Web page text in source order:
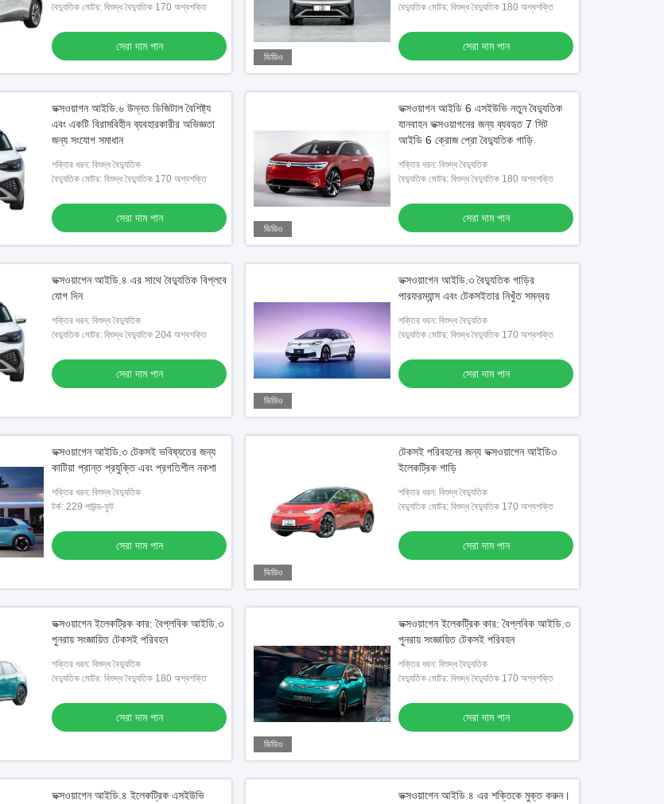
বৈদ্যুতিক মোটর: বিশুদ্ধ বৈদ্যুতিক 170 অশ্বশক্তি
সেরা দাম পান
ভিডিও
বৈদ্যুতিক মোটর: বিশুদ্ধ বৈদ্যুতিক 180 অশ্বশক্তি
সেরা দাম পান
ভক্সওয়াগন আইডি.৬ উন্নত ডিজিটাল বৈশিষ্ট্য
এবং একটি বিরামবিহীন ব্যবহারকারীর অভিজ্ঞতা
জন্য সংযোগ সমাধান
শক্তির ধরন: বিশুদ্ধ বৈদ্যুতিক
বৈদ্যুতিক মোটর: বিশুদ্ধ বৈদ্যুতিক 170 অশ্বশক্তি
সেরা দাম পান
ভিডিও
ভক্সওয়াগন আইডি 6 এসইউভি নতুন বৈদ্যুতিক
যানবাহন ভক্সওয়াগনের জন্য ব্যবহৃত 7 সিট
আইডি 6 ক্রোজ প্রো বৈদ্যুতিক গাড়ি
শক্তির ধরন: বিশুদ্ধ বৈদ্যুতিক
বৈদ্যুতিক মোটর: বিশুদ্ধ বৈদ্যুতিক 180 অশ্বশক্তি
সেরা দাম পান
ভক্সওয়াগেন আইডি.৪ এর সাথে বৈদ্যুতিক বিপ্লবে
যোগ দিন
শক্তির ধরন: বিশুদ্ধ বৈদ্যুতিক
বৈদ্যুতিক মোটর: বিশুদ্ধ বৈদ্যুতিক 204 অশ্বশক্তি
সেরা দাম পান
ভিডিও
ভক্সওয়াগেন আইডি.৩ বৈদ্যুতিক গাড়ির
পারফরম্যান্স এবং টেকসইতার নিখুঁত সমন্বয়
শক্তির ধরন: বিশুদ্ধ বৈদ্যুতিক
বৈদ্যুতিক মোটর: বিশুদ্ধ বৈদ্যুতিক 170 অশ্বশক্তি
সেরা দাম পান
ভক্সওয়াগেন আইডি.৩ টেকসই ভবিষ্যতের জন্য
কাটিয়া প্রান্ত প্রযুক্তি এবং প্রগতিশীল নকশা
শক্তির ধরন: বিশুদ্ধ বৈদ্যুতিক
টর্ক: 229 পাউন্ড-ফুট
সেরা দাম পান
ভিডিও
টেকসই পরিবহনের জন্য ভক্সওয়াগেন আইডি৩
ইলেকট্রিক গাড়ি
শক্তির ধরন: বিশুদ্ধ বৈদ্যুতিক
বৈদ্যুতিক মোটর: বিশুদ্ধ বৈদ্যুতিক 170 অশ্বশক্তি
সেরা দাম পান
ভক্সওয়াগেন ইলেকট্রিক কার: বৈপ্লবিক আইডি.৩
পুনরায় সংজ্ঞায়িত টেকসই পরিবহন
শক্তির ধরন: বিশুদ্ধ বৈদ্যুতিক
বৈদ্যুতিক মোটর: বিশুদ্ধ বৈদ্যুতিক 180 অশ্বশক্তি
সেরা দাম পান
ভিডিও
ভক্সওয়াগেন ইলেকট্রিক কার: বৈপ্লবিক আইডি.৩
পুনরায় সংজ্ঞায়িত টেকসই পরিবহন
শক্তির ধরন: বিশুদ্ধ বৈদ্যুতিক
বৈদ্যুতিক মোটর: বিশুদ্ধ বৈদ্যুতিক 170 অশ্বশক্তি
সেরা দাম পান
ভক্সওয়াগেন আইডি.৪ ইলেকট্রিক এসইউভি
ভক্সওয়াগেন আইডি ৪ এর শক্তিকে মুক্ত করুন।